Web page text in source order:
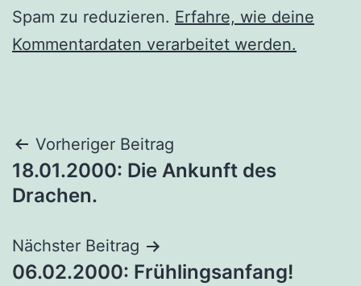
Spam zu reduzieren. Erfahre, wie deine
Kommentardaten verarbeitet werden.
Beitragsnavigation
Vorheriger Beitrag
18.01.2000: Die Ankunft des
Drachen.
Nächster Beitrag
06.02.2000: Frühlingsanfang!